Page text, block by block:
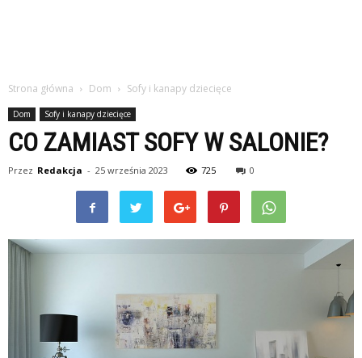
Strona główna Dom Sofy i kanapy dziecięce
Dom Sofy i kanapy dziecięce
CO ZAMIAST SOFY W SALONIE?
Przez Redakcja - 25 września 2023 725 0